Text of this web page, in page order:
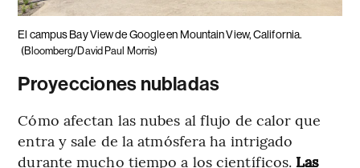
El campus Bay View de Google en Mountain View, California.
(Bloomberg/David Paul Morris)
Proyecciones nubladas
Cómo afectan las nubes al flujo de calor que
entra y sale de la atmósfera ha intrigado
durante mucho tiempo a los científicos. Las